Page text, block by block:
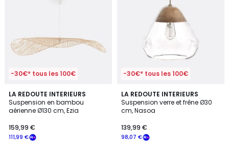
-30€* tous les 100€
LA REDOUTE INTERIEURS
Suspension en bambou
aérienne Ø130 cm, Ezia
111,99 €
159,99 €
3,8
/ 5
-30€* tous les 100€
LA REDOUTE INTERIEURS
Suspension verre et frêne Ø30
cm, Nasoa
98,07 €
139,99 €
4,2
/ 5